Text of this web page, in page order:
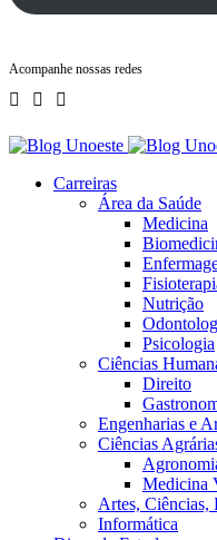
Acompanhe nossas redes
Carreiras
Área da Saúde
Medicina
Nutrição
Psicologia
Ciências
Direito
Engenharias e
Ciências
Medicina
Artes, Ciências,
Informática